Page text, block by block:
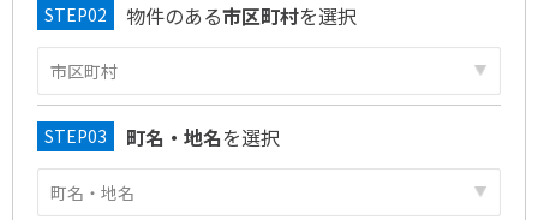
物件のある市区町村を選択
町名・地名を選択